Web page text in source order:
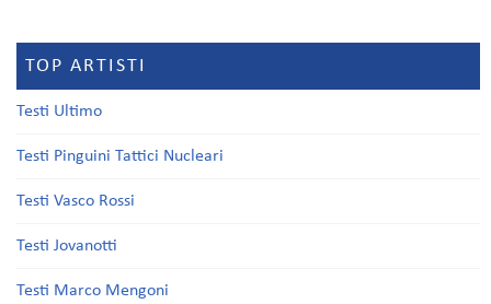
TOP ARTISTI
Testi Ultimo
Testi Pinguini Tattici Nucleari
Testi Vasco Rossi
Testi Jovanotti
Testi Marco Mengoni